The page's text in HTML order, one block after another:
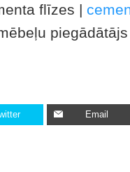
flīzes |
Email